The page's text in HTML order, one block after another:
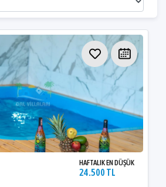
HAFTALIK EN DÜŞÜK
24.500 TL